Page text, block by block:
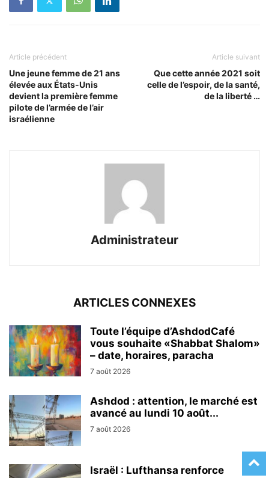
Article précédent
Une jeune femme de 21 ans
élevée aux États-Unis
devient la première femme
pilote de l’armée de l’air
israélienne
Article suivant
Que cette année 2021 soit
celle de l’espoir, de la santé,
de la liberté …
Administrateur
ARTICLES CONNEXES
Toute l’équipe d’AshdodCafé
vous souhaite «Shabbat Shalom»
– date, horaires, paracha
7 août 2026
Ashdod : attention, le marché est
avancé au lundi 10 août...
7 août 2026
Israël : Lufthansa renforce